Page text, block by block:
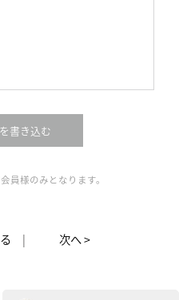
書き込む
員様のみとなります。
| 次へ >